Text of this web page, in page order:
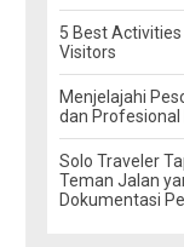
5 Best Activities
Visitors
Menjelajahi
dan
Solo Traveler
Teman Jalan
Dokumentasi